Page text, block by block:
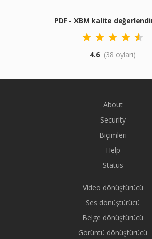
PDF - XBM kalite
4.6 (38 oyları)
About
Security
Biçimleri
Help
Status
Video dönüştürücü
Ses dönüştürücü
Belge dönüştürücü
Görüntü dönüştürücü